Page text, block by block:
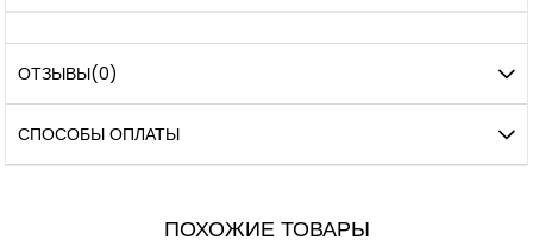
ОТЗЫВЫ(0)
СПОСОБЫ ОПЛАТЫ
ПОХОЖИЕ ТОВАРЫ